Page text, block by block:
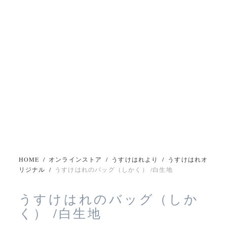
HOME / オンラインストア / うすけはれより / うすけはれオ
リジナル / うすけはれのバッグ（しかく） /白生地
うすけはれのバッグ（しか
く） /白生地